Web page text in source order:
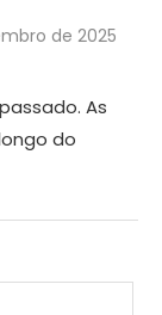
de 2025
As
do